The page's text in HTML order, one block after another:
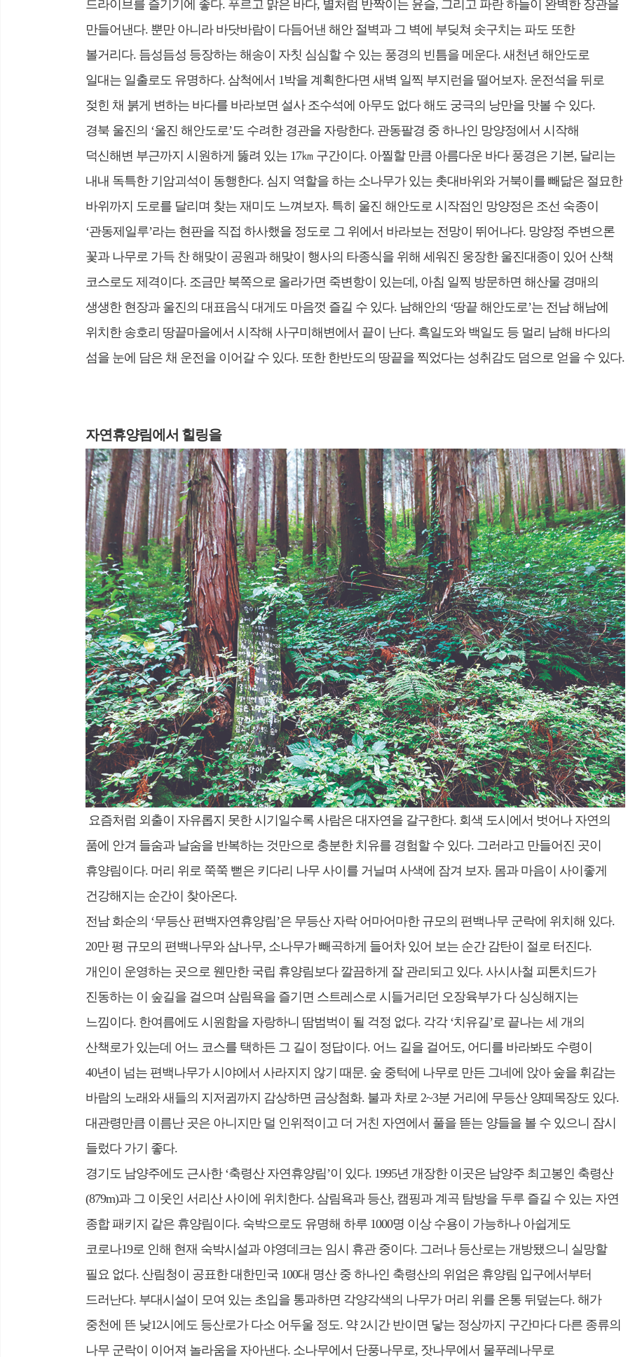
드라이브를 즐기기에 좋다. 푸르고 맑은 바다, 별처럼 반짝이는 윤슬, 그리고 파란 하늘이 완벽한 장관을
만들어낸다. 뿐만 아니라 바닷바람이 다듬어낸 해안 절벽과 그 벽에 부딪쳐 솟구치는 파도 또한
볼거리다. 듬성듬성 등장하는 해송이 자칫 심심할 수 있는 풍경의 빈틈을 메운다. 새천년 해안도로
일대는 일출로도 유명하다. 삼척에서 1박을 계획한다면 새벽 일찍 부지런을 떨어보자. 운전석을 뒤로
젖힌 채 붉게 변하는 바다를 바라보면 설사 조수석에 아무도 없다 해도 궁극의 낭만을 맛볼 수 있다.
경북 울진의 ‘울진 해안도로’도 수려한 경관을 자랑한다. 관동팔경 중 하나인 망양정에서 시작해
덕신해변 부근까지 시원하게 뚫려 있는 17㎞ 구간이다. 아찔할 만큼 아름다운 바다 풍경은 기본, 달리는
내내 독특한 기암괴석이 동행한다. 심지 역할을 하는 소나무가 있는 촛대바위와 거북이를 빼닮은 절묘한
바위까지 도로를 달리며 찾는 재미도 느껴보자. 특히 울진 해안도로 시작점인 망양정은 조선 숙종이
‘관동제일루’라는 현판을 직접 하사했을 정도로 그 위에서 바라보는 전망이 뛰어나다. 망양정 주변으론
꽃과 나무로 가득 찬 해맞이 공원과 해맞이 행사의 타종식을 위해 세워진 웅장한 울진대종이 있어 산책
코스로도 제격이다. 조금만 북쪽으로 올라가면 죽변항이 있는데, 아침 일찍 방문하면 해산물 경매의
생생한 현장과 울진의 대표음식 대게도 마음껏 즐길 수 있다. 남해안의 ‘땅끝 해안도로’는 전남 해남에
위치한 송호리 땅끝마을에서 시작해 사구미해변에서 끝이 난다. 흑일도와 백일도 등 멀리 남해 바다의
섬을 눈에 담은 채 운전을 이어갈 수 있다. 또한 한반도의 땅끝을 찍었다는 성취감도 덤으로 얻을 수 있다.
자연휴양림에서 힐링을
요즘처럼 외출이 자유롭지 못한 시기일수록 사람은 대자연을 갈구한다. 회색 도시에서 벗어나 자연의
품에 안겨 들숨과 날숨을 반복하는 것만으로 충분한 치유를 경험할 수 있다. 그러라고 만들어진 곳이
휴양림이다. 머리 위로 쭉쭉 뻗은 키다리 나무 사이를 거닐며 사색에 잠겨 보자. 몸과 마음이 사이좋게
건강해지는 순간이 찾아온다.
전남 화순의 ‘무등산 편백자연휴양림’은 무등산 자락 어마어마한 규모의 편백나무 군락에 위치해 있다.
20만 평 규모의 편백나무와 삼나무, 소나무가 빼곡하게 들어차 있어 보는 순간 감탄이 절로 터진다.
개인이 운영하는 곳으로 웬만한 국립 휴양림보다 깔끔하게 잘 관리되고 있다. 사시사철 피톤치드가
진동하는 이 숲길을 걸으며 삼림욕을 즐기면 스트레스로 시들거리던 오장육부가 다 싱싱해지는
느낌이다. 한여름에도 시원함을 자랑하니 땀범벅이 될 걱정 없다. 각각 ‘치유길’로 끝나는 세 개의
산책로가 있는데 어느 코스를 택하든 그 길이 정답이다. 어느 길을 걸어도, 어디를 바라봐도 수령이
40년이 넘는 편백나무가 시야에서 사라지지 않기 때문. 숲 중턱에 나무로 만든 그네에 앉아 숲을 휘감는
바람의 노래와 새들의 지저귐까지 감상하면 금상첨화. 불과 차로 2~3분 거리에 무등산 양떼목장도 있다.
대관령만큼 이름난 곳은 아니지만 덜 인위적이고 더 거친 자연에서 풀을 뜯는 양들을 볼 수 있으니 잠시
들렀다 가기 좋다.
경기도 남양주에도 근사한 ‘축령산 자연휴양림’이 있다. 1995년 개장한 이곳은 남양주 최고봉인 축령산
(879m)과 그 이웃인 서리산 사이에 위치한다. 삼림욕과 등산, 캠핑과 계곡 탐방을 두루 즐길 수 있는 자연
종합 패키지 같은 휴양림이다. 숙박으로도 유명해 하루 1000명 이상 수용이 가능하나 아쉽게도
코로나19로 인해 현재 숙박시설과 야영데크는 임시 휴관 중이다. 그러나 등산로는 개방됐으니 실망할
필요 없다. 산림청이 공표한 대한민국 100대 명산 중 하나인 축령산의 위엄은 휴양림 입구에서부터
드러난다. 부대시설이 모여 있는 초입을 통과하면 각양각색의 나무가 머리 위를 온통 뒤덮는다. 해가
중천에 뜬 낮12시에도 등산로가 다소 어두울 정도. 약 2시간 반이면 닿는 정상까지 구간마다 다른 종류의
나무 군락이 이어져 놀라움을 자아낸다. 소나무에서 단풍나무로, 잣나무에서 물푸레나무로